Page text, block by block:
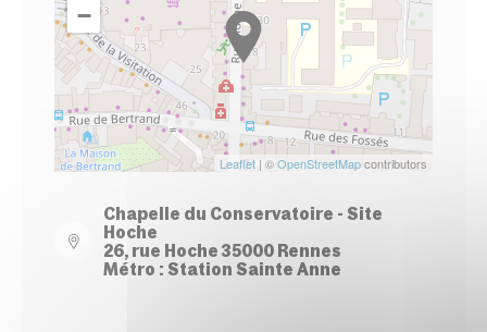
−
Leaflet | ©OpenStreetMapcontributors
Chapelle du Conservatoire - Site
Hoche
26, rue Hoche 35000 Rennes
Métro : Station Sainte Anne